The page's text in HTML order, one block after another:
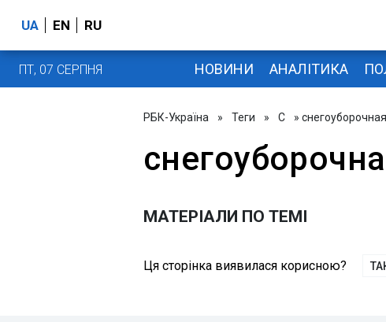
UA EN RU
ПТ, 07 СЕРПНЯ НОВИНИ АНАЛІТИКА
РБК-Україна » Теги » С »
МАТЕРІАЛИ ПО ТЕМІ
Ця сторінка виявилася корисною?